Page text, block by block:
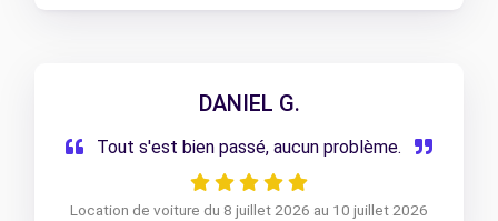
DANIEL G.
Tout s'est bien passé, aucun problème.
Location de voiture du 8 juillet 2026 au 10 juillet 2026